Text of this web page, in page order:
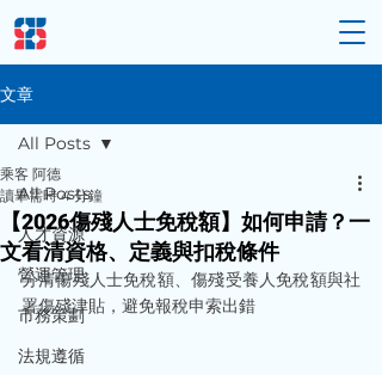
文章
All Posts
人才資源
營運管理
市務策劃
法規遵循
All Posts
【2026傷殘人士免稅額】如何申請？一
文看清資格、定義與扣稅條件
乘客 阿德
讀畢需時 4 分鐘
分清傷殘人士免稅額、傷殘受養人免稅額與社
署傷殘津貼，避免報稅申索出錯